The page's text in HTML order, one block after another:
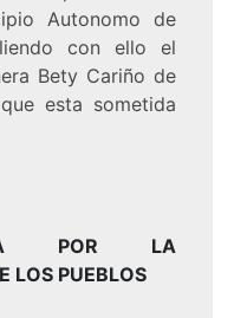
Autonomo de
con ello el
Bety Cariño de
esta sometida
POR LA
LOS PUEBLOS